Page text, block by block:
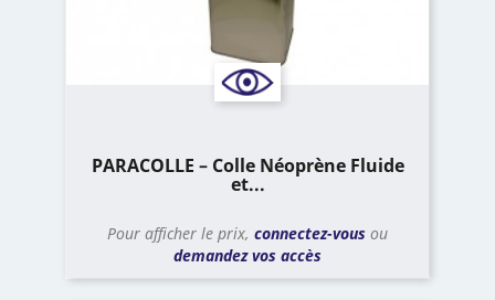
PARACOLLE – Colle Néoprène Fluide
et...
Pour afficher le prix, connectez-vous ou
demandez vos accès